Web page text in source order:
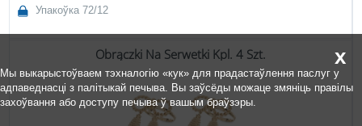
Упакоўка 72/12
Obrączki Na Serwetki Kpl. 4 Szt. x
Мы выкарыстоўваем тэхналогію «кук» для прадастаўлення паслуг у
адпаведнасці з палітыкай печыва. Вы заўсёды можаце змяніць правілы
захоўвання або доступу печыва ў вашым браўзэры.